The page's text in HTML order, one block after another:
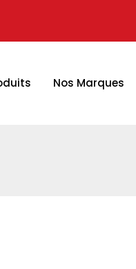
Nos Marques